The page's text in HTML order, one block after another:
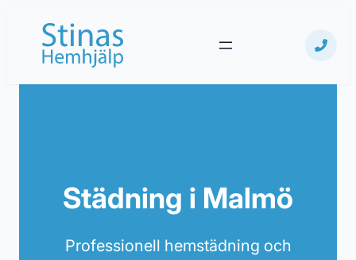
innehåll
Städning i Malmö
Professionell hemstädning och